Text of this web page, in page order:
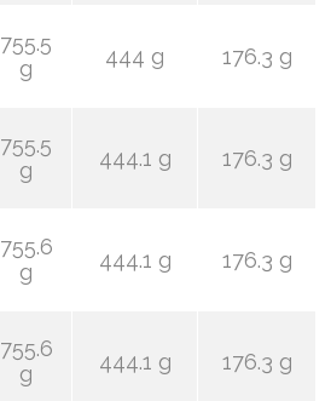
755.5
g
444 g 176.3 g
755.5
g
444.1 g 176.3 g
755.6
g
444.1 g 176.3 g
755.6
g
444.1 g 176.3 g